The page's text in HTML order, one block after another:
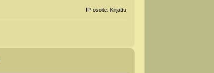
IP-osoite: Kirjattu